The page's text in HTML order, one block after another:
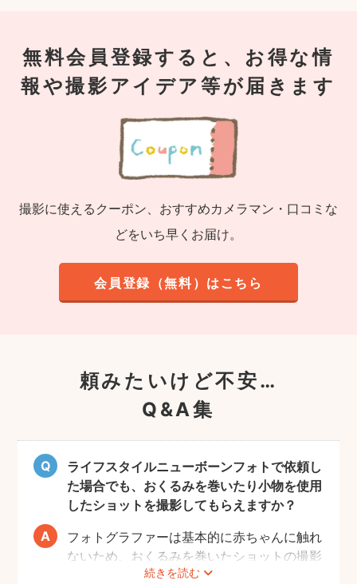
無料会員登録すると、お得な情
報や撮影アイデア等が届きます
撮影に使えるクーポン、おすすめカメラマン・口コミな
どをいち早くお届け。
会員登録（無料）はこちら
頼みたいけど不安…
Q&A集
ライフスタイルニューボーンフォトで依頼し
た場合でも、おくるみを巻いたり小物を使用
したショットを撮影してもらえますか？
続きを読む
フォトグラファーは基本的に赤ちゃんに触れ
ないため、おくるみを巻いたショットの撮影
は実施いたしません。また、小物について